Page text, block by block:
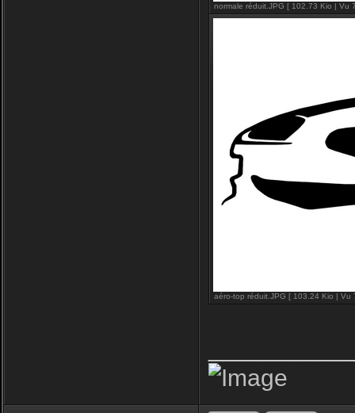
normale réduit.JPG [ 102.73 Kio | Vu
aéro-top réduit.JPG [ 103.24 Kio | Vu